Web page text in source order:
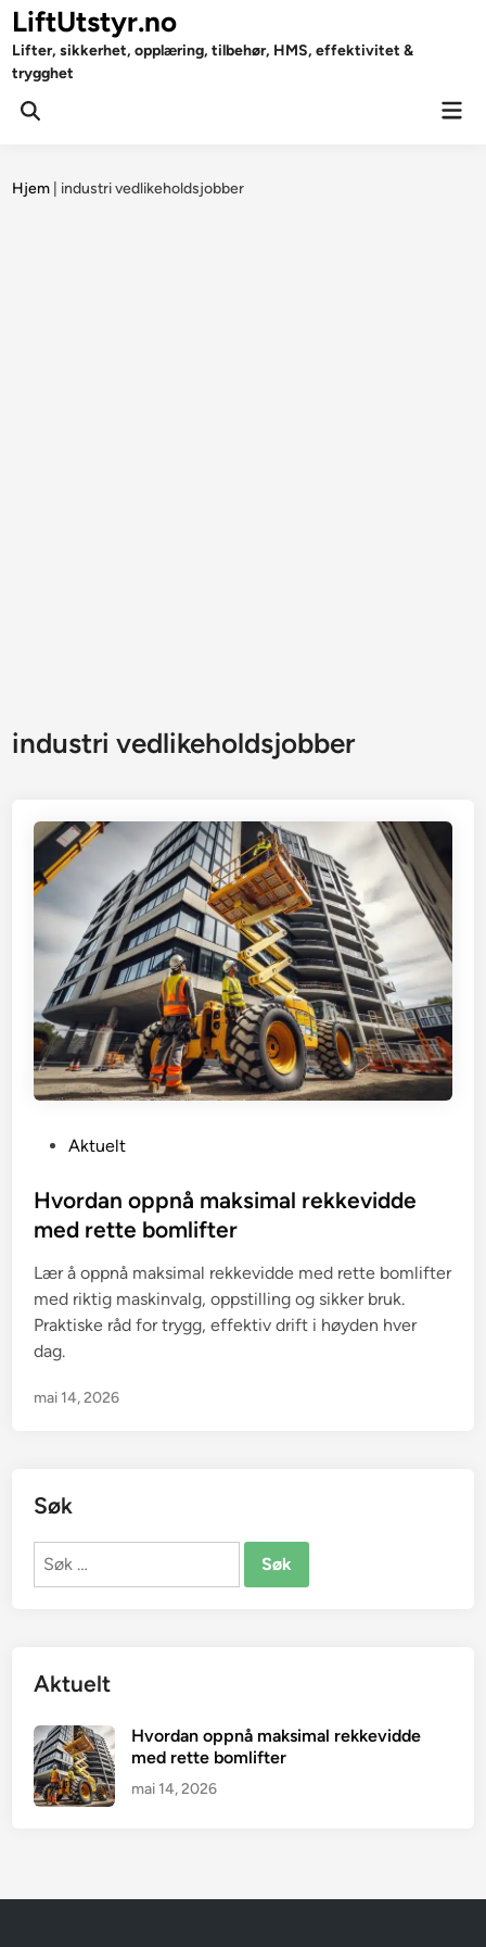
Skip
to
content
LiftUtstyr.no
Lifter, sikkerhet, opplæring, tilbehør, HMS, effektivitet &
trygghet
Open
Hjem industri vedlikeholdsjobber
industri vedlikeholdsjobber
s
t
d
i
n
Aktuelt
Hvordan oppnå maksimal rekkevidde
med rette bomlifter
Lær å oppnå maksimal rekkevidde med rette bomlifter
med riktig maskinvalg, oppstilling og sikker bruk.
Praktiske råd for trygg, effektiv drift i høyden hver
dag.
mai 14, 2026
Søk
Søk
Aktuelt
Hvordan oppnå maksimal rekkevidde
med rette bomlifter
mai 14, 2026